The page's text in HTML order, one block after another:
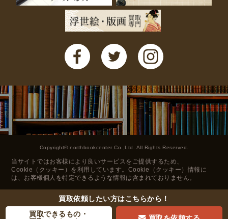
買取依頼したい方はこちらから！
買取できるもの・
Copyright© northbookcenter Co.,Ltd. All Rights Reserved.
当サイトではお客様により良いサービスをご提供するため、
Cookie（クッキー）を利用しています。Cookie（クッキー）情報に
は、お客様個人を特定できるような情報は含まれておりません。